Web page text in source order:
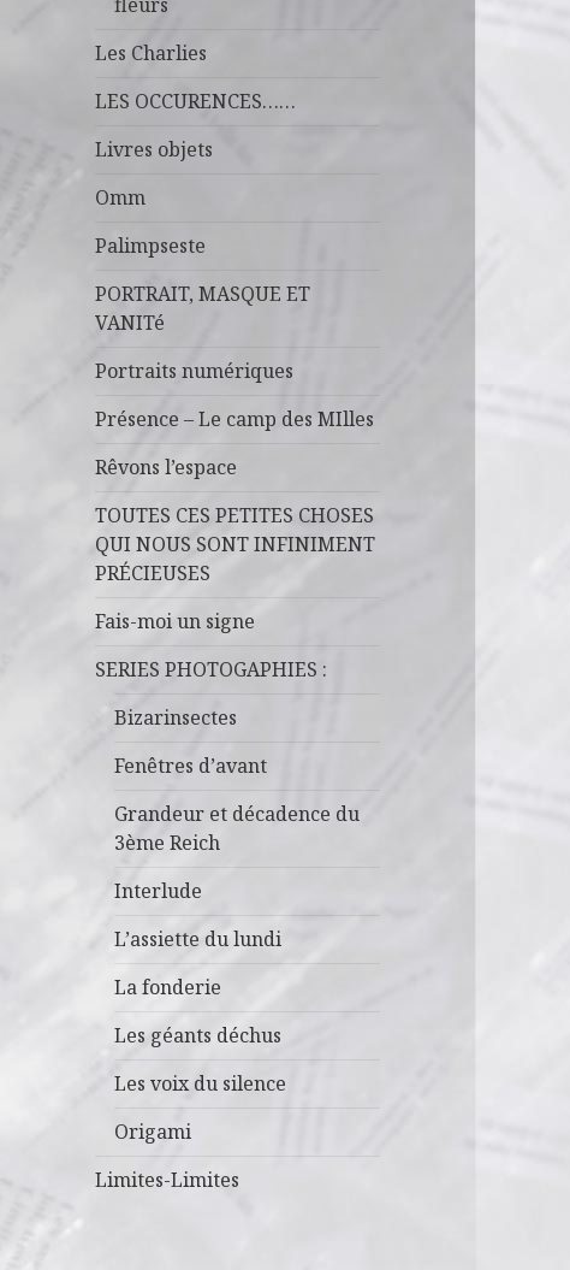
Les Charlies
LES OCCURENCES……
Livres objets
Omm
Palimpseste
PORTRAIT, MASQUE ET
VANITé
Portraits numériques
Présence – Le camp des MIlles
Rêvons l’espace
TOUTES CES PETITES CHOSES
QUI NOUS SONT INFINIMENT
PRÉCIEUSES
Fais-moi un signe
SERIES PHOTOGAPHIES :
Bizarinsectes
Fenêtres d’avant
Grandeur et décadence du
3ème Reich
Interlude
L’assiette du lundi
La fonderie
Les géants déchus
Les voix du silence
Origami
Limites-Limites